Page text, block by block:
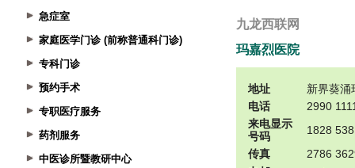
急症室
家庭医学门诊 (前称普通科门诊)
专科门诊
预约手术
专职医疗服务
药剂服务
中医诊所暨教研中心